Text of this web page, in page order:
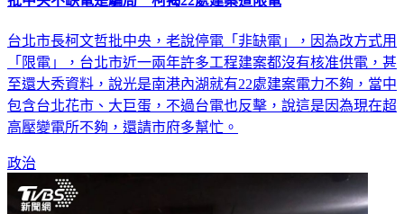
台北市長柯文哲批中央，老說停電「非缺電」，因為改方式用
「限電」，台北市近一兩年許多工程建案都沒有核准供電，甚
至還大秀資料，說光是南港內湖就有22處建案電力不夠，當中
包含台北花市、大巨蛋，不過台電也反擊，說這是因為現在超
高壓變電所不夠，還請市府多幫忙。
政治